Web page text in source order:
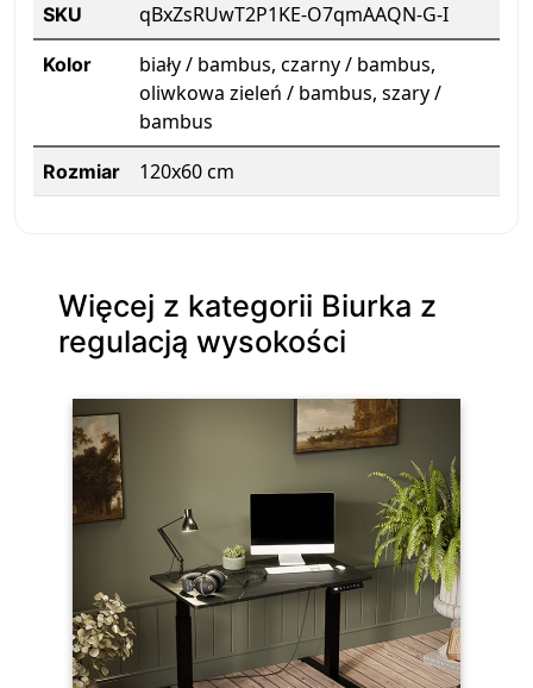
SKU qBxZsRUwT2P1KE-O7qmAAQN-G-I
Kolor
biały / bambus, czarny / bambus,
oliwkowa zieleń / bambus, szary /
bambus
Rozmiar 120x60 cm
Więcej z kategorii Biurka z
regulacją wysokości